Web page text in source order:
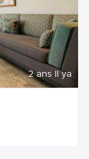
2 ans Il ya